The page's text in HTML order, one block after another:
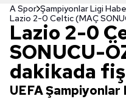
A Spor Şampiyonlar Ligi
Lazio 2-0
SONUCU-
dakikada
UEFA Şampiyonlar